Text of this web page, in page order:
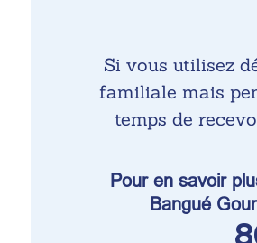
Si vous utilisez
familiale mais
temps de
Pour en savoir
Bangué